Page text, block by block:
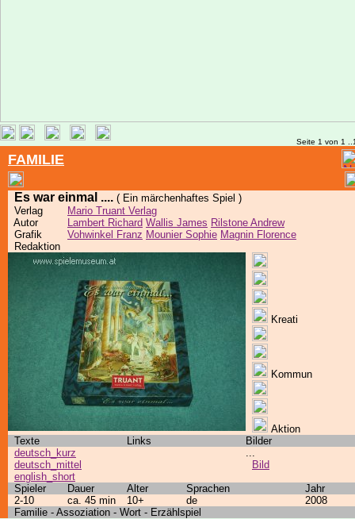
Seite 1 von 1
FAMILIE
Es war einmal .... ( Ein märchenhaftes Spiel )
Verlag
Mario Truant Verlag
Autor
Lambert Richard Wallis James Rilstone Andrew
Grafik
Vohwinkel Franz Mounier Sophie Magnin Florence
Redaktion
Kreati
Kommun
Aktion
Texte
Links
Bilder
deutsch_kurz
deutsch_mittel
english_short
...
Bild
Spieler
Dauer Alter Sprachen
Jahr
2-10
ca. 45 min 10+ de
2008
Familie - Assoziation - Wort - Erzählspiel